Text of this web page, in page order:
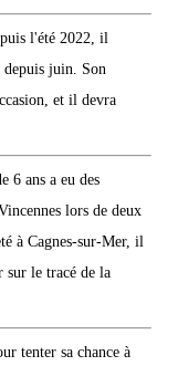
l'été 2022, il
depuis juin. Son
et il devra
6 ans a eu des
lors de deux
à Cagnes-sur-Mer, il
sur le tracé de la
tenter sa chance à